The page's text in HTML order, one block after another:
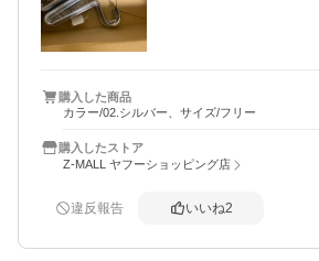
購入した商品
カラー/02.シルバー、サイズ/フリー
購入したストア
Z-MALL ヤフーショッピング店
違反報告 いいね2